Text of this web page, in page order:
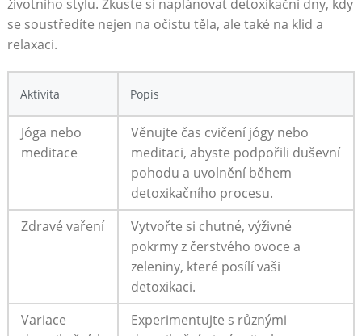
‌životního stylu. Zkuste si naplánovat detoxikační dny, kdy
se​ soustředíte nejen na očistu těla, ale také na klid a
relaxaci.
Aktivita Popis
Jóga nebo
meditace
Věnujte​ čas cvičení jógy ⁢nebo
meditaci, abyste podpořili‌ duševní
pohodu a uvolnění během⁣
detoxikačního procesu.
Zdravé vaření
Vytvořte si chutné, výživné
pokrmy z​ čerstvého ovoce a
zeleniny, které posílí vaši⁤
detoxikaci.
Variace
Experimentujte ​s ⁢různými‌